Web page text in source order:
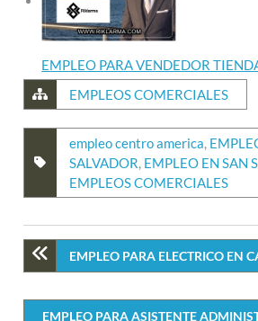
EMPLEO PARA VENDEDOR
EMPLEOS COMERCIALES
empleo centro america
SALVADOR EMPLEO EN SAN
EMPLEOS COMERCIALES
EMPLEO PARA ELECTRICO EN
EMPLEO PARA ASISTENTE